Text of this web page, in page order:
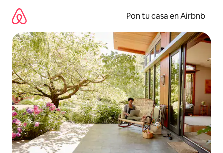
contenido
Pon tu casa en Airbnb